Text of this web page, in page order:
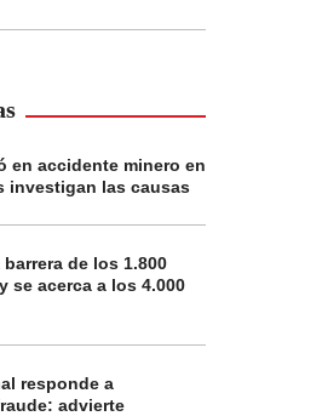
en accidente minero en
investigan las causas
de los 1.800
se acerca a los 4.000
responde a
advierte